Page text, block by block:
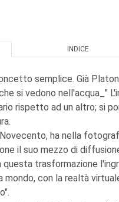
INDICE
semplice. Già
si vedono nell'acqua_"
rispetto ad un altro; si
ha nella
il suo mezzo di
trasformazione
con la realtà